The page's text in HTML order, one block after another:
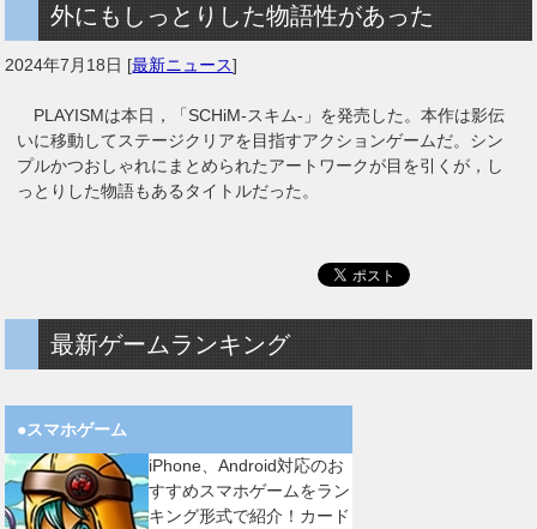
外にもしっとりした物語性があった
2024年7月18日 [最新ニュース]
PLAYISMは本日，「SCHiM-スキム-」を発売した。本作は影伝
いに移動してステージクリアを目指すアクションゲームだ。シン
プルかつおしゃれにまとめられたアートワークが目を引くが，し
っとりした物語もあるタイトルだった。
最新ゲームランキング
●スマホゲーム
iPhone、Android対応のお
すすめスマホゲームをラン
キング形式で紹介！カード